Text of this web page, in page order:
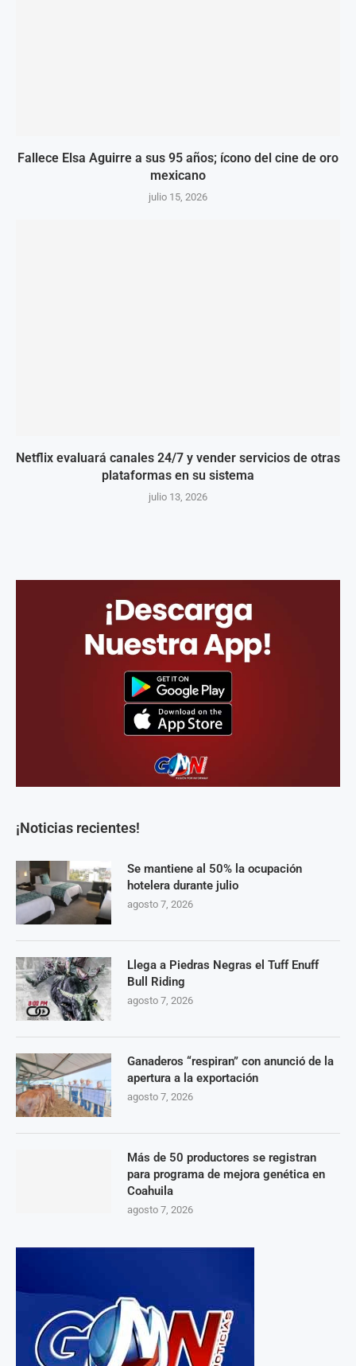
Fallece Elsa Aguirre a sus 95 años; ícono del cine de oro
mexicano
julio 15, 2026
Netflix evaluará canales 24/7 y vender servicios de otras
plataformas en su sistema
julio 13, 2026
¡Noticias recientes!
Se mantiene al 50% la ocupación
hotelera durante julio
agosto 7, 2026
Llega a Piedras Negras el Tuff Enuff
Bull Riding
agosto 7, 2026
Ganaderos “respiran” con anunció de la
apertura a la exportación
agosto 7, 2026
Más de 50 productores se registran
para programa de mejora genética en
Coahuila
agosto 7, 2026